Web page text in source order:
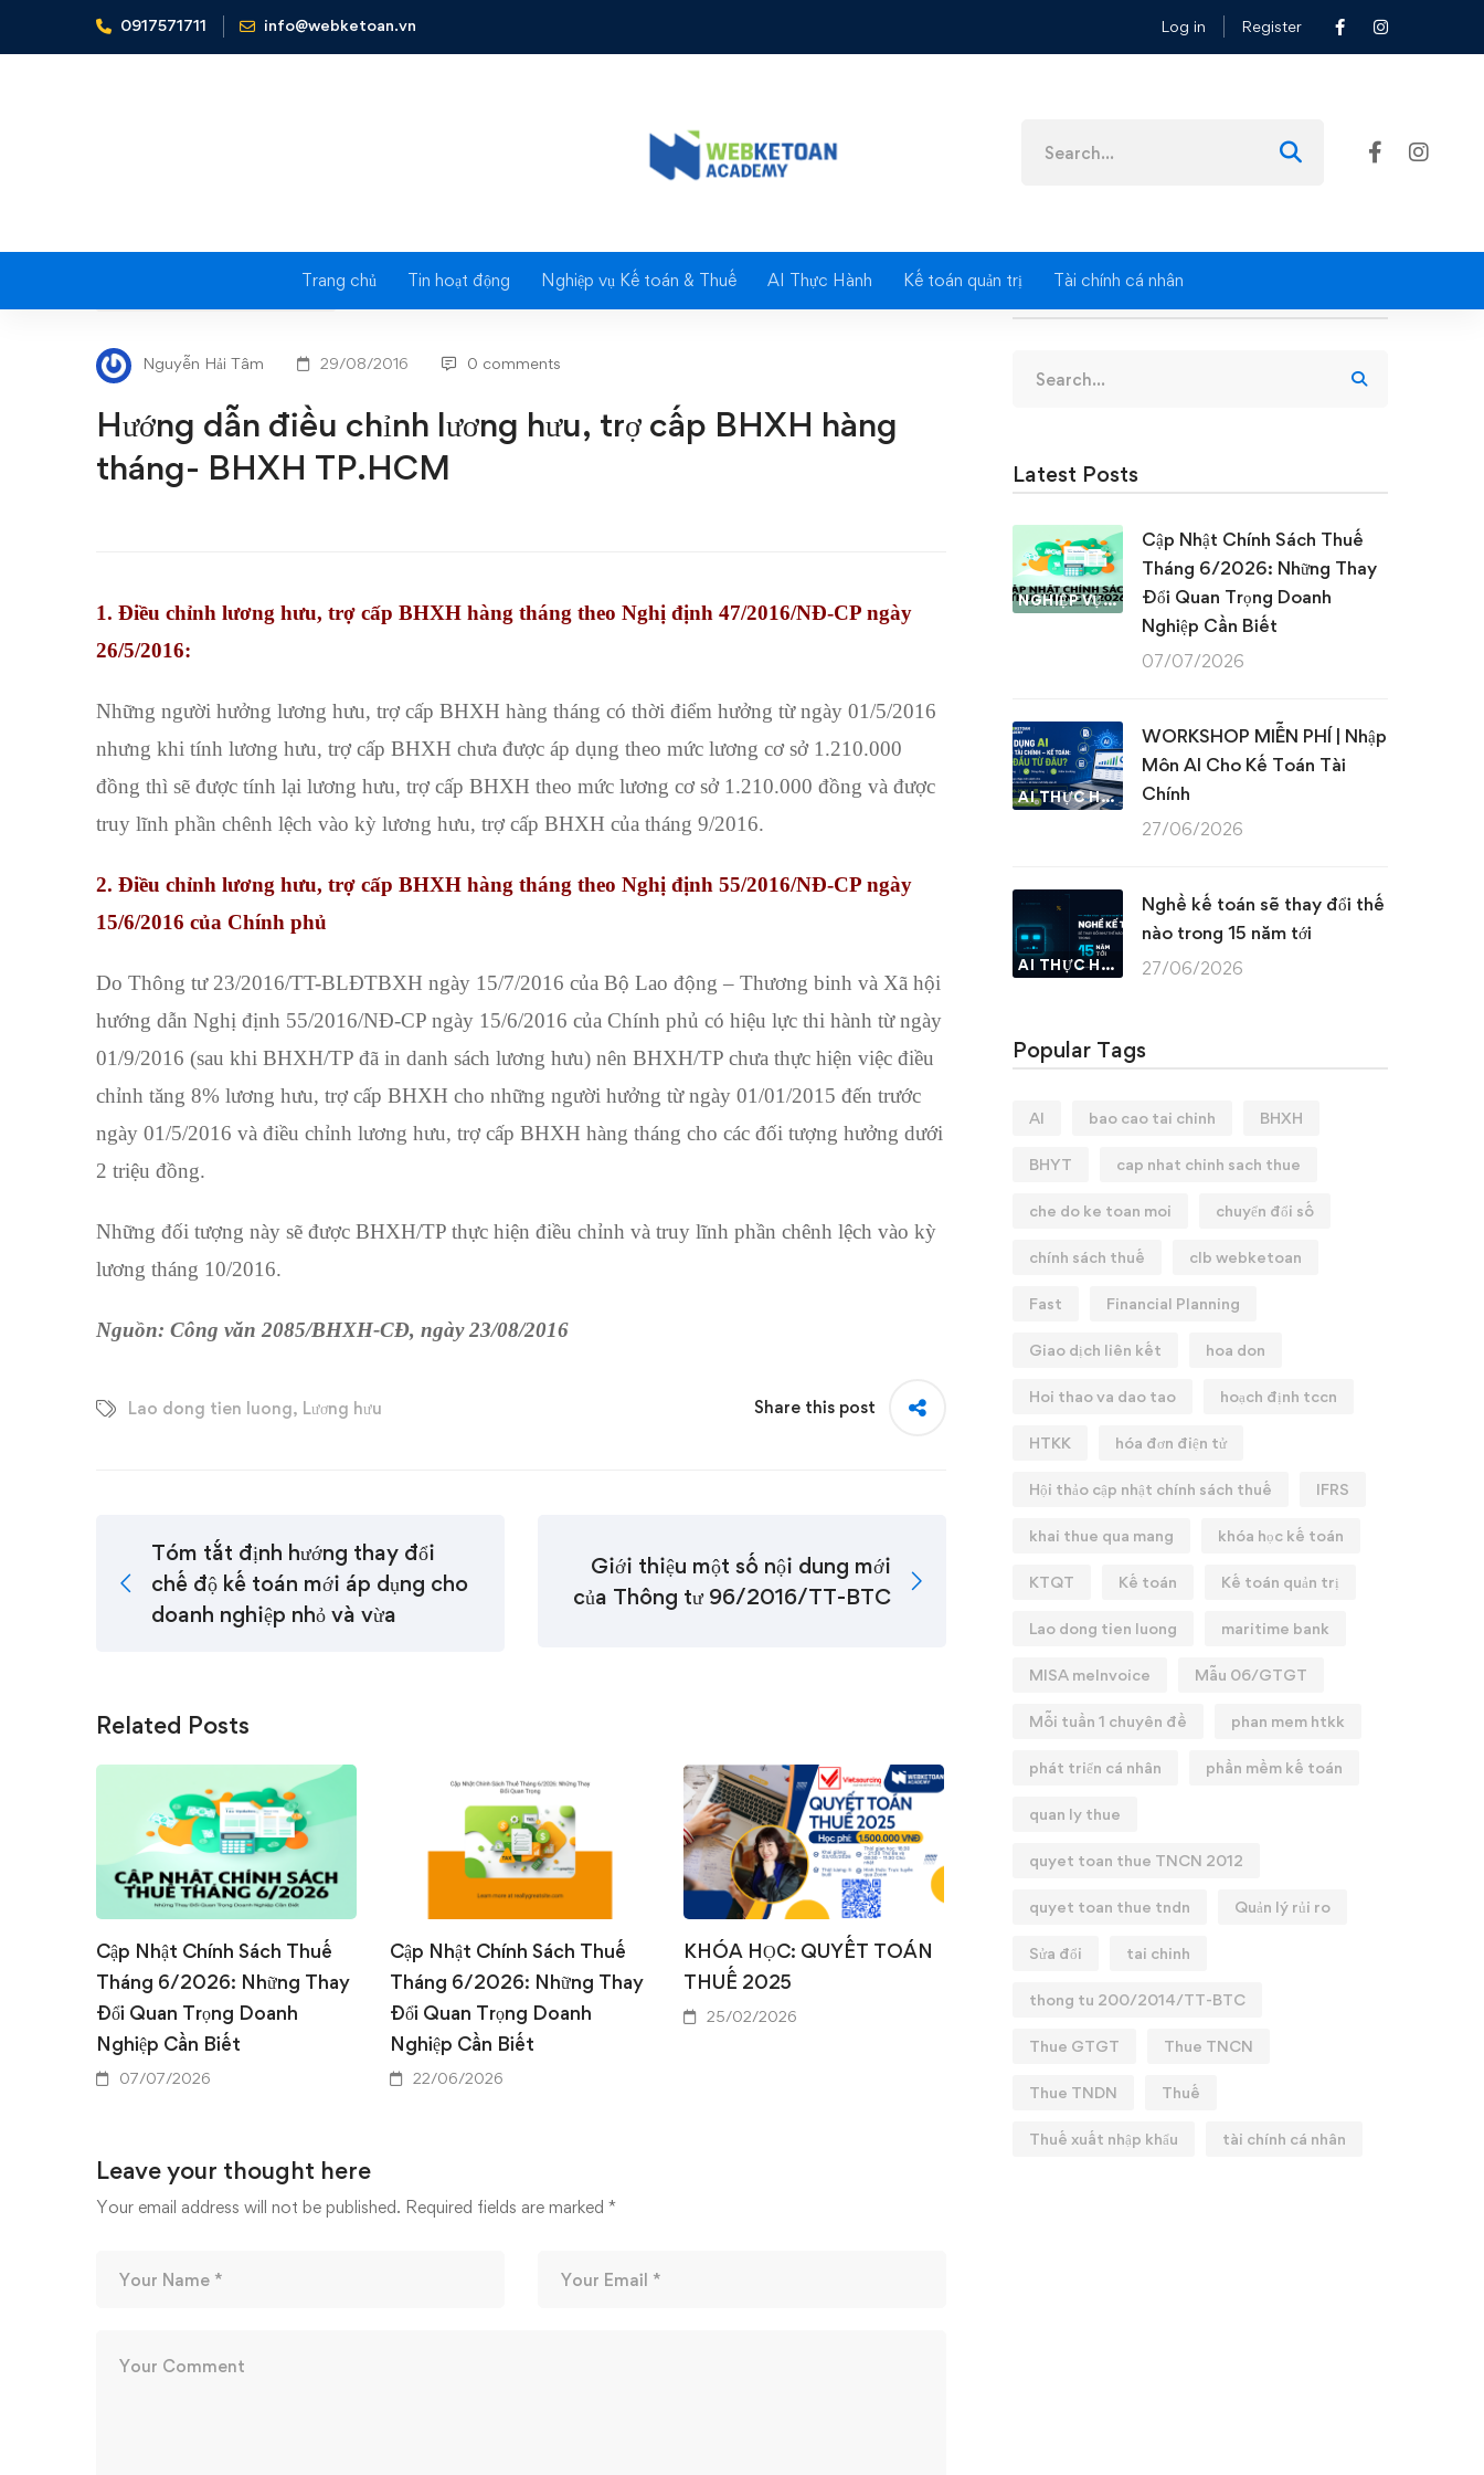
0917571711 info@webketoan.vn Log in Register
for:
Trang chủ Tin hoạt động Nghiệp vụ Kế toán & Thuế AI Thực Hành Kế toán quản trị Tài chính cá nhân
Home Nghiệp vụ Kế toán & Thuế Hướng dẫn điều chỉnh lương hưu, trợ cấp BHXH hàng tháng- BHXH TP.HCM
Hướng
dẫn
điều
chỉnh
lương
trợ
cấp
BHXH
hàng
tháng-
BHXH
TP.HCM
Nguyễn Hải Tâm 29/08/2016 0 comments
Hướng dẫn điều chỉnh lương hưu, trợ cấp BHXH hàng
tháng- BHXH TP.HCM
1. Điều chỉnh lương hưu, trợ cấp BHXH hàng tháng theo Nghị định 47/2016/NĐ-CP ngày
26/5/2016:
Những người hưởng lương hưu, trợ cấp BHXH hàng tháng có thời điểm hưởng từ ngày 01/5/2016
nhưng khi tính lương hưu, trợ cấp BHXH chưa được áp dụng theo mức lương cơ sở 1.210.000
đồng thì sẽ được tính lại lương hưu, trợ cấp BHXH theo mức lương cơ sở 1.210.000 đồng và được
truy lĩnh phần chênh lệch vào kỳ lương hưu, trợ cấp BHXH của tháng 9/2016.
2. Điều chỉnh lương hưu, trợ cấp BHXH hàng tháng theo Nghị định 55/2016/NĐ-CP ngày
15/6/2016 của Chính phủ
Do Thông tư 23/2016/TT-BLĐTBXH ngày 15/7/2016 của Bộ Lao động – Thương binh và Xã hội
hướng dẫn Nghị định 55/2016/NĐ-CP ngày 15/6/2016 của Chính phủ có hiệu lực thi hành từ ngày
01/9/2016 (sau khi BHXH/TP đã in danh sách lương hưu) nên BHXH/TP chưa thực hiện việc điều
chỉnh tăng 8% lương hưu, trợ cấp BHXH cho những người hưởng từ ngày 01/01/2015 đến trước
ngày 01/5/2016 và điều chỉnh lương hưu, trợ cấp BHXH hàng tháng cho các đối tượng hưởng dưới
2 triệu đồng.
Những đối tượng này sẽ được BHXH/TP thực hiện điều chỉnh và truy lĩnh phần chênh lệch vào kỳ
lương tháng 10/2016.
Nguồn: Công văn 2085/BHXH-CĐ, ngày 23/08/2016
Lao dong tien luong, Lương hưu Share this post
Tóm tắt định hướng thay đổi
chế độ kế toán mới áp dụng cho
doanh nghiệp nhỏ và vừa
Giới thiệu một số nội dung mới
của Thông tư 96/2016/TT-BTC
Related Posts
Cập Nhật Chính Sách Thuế
Tháng 6/2026: Những Thay
Đổi Quan Trọng Doanh
Nghiệp Cần Biết
07/07/2026
Cập Nhật Chính Sách Thuế
Tháng 6/2026: Những Thay
Đổi Quan Trọng Doanh
Nghiệp Cần Biết
22/06/2026
KHÓA HỌC: QUYẾT TOÁN
THUẾ 2025
25/02/2026
01/07/2025
25/07/2025
Leave your thought here
Your email address will not be published. Required fields are marked *
for:
Latest Posts
NGHIỆP VỤ KẾ TOÁN & THUẾ
Cập Nhật Chính Sách Thuế
Tháng 6/2026: Những Thay
Đổi Quan Trọng Doanh
Nghiệp Cần Biết
07/07/2026
AI THỰC HÀNH
WORKSHOP MIỄN PHÍ | Nhập
Môn AI Cho Kế Toán Tài
Chính
27/06/2026
AI THỰC HÀNH
Nghề kế toán sẽ thay đổi thế
nào trong 15 năm tới
27/06/2026
Popular Tags
AI bao cao tai chinh BHXH
BHYT cap nhat chinh sach thue
che do ke toan moi chuyển đổi số
chính sách thuế clb webketoan
Fast Financial Planning
Giao dịch liên kết hoa don
Hoi thao va dao tao hoạch định tccn
HTKK hóa đơn điện tử
Hội thảo cập nhật chính sách thuế IFRS
khai thue qua mang khóa học kế toán
KTQT Kế toán Kế toán quản trị
Lao dong tien luong maritime bank
MISA meInvoice Mẫu 06/GTGT
Mỗi tuần 1 chuyên đề phan mem htkk
phát triển cá nhân phần mềm kế toán
quan ly thue
quyet toan thue TNCN 2012
quyet toan thue tndn Quản lý rủi ro
Sửa đổi tai chinh
thong tu 200/2014/TT-BTC
Thue GTGT Thue TNCN
Thue TNDN Thuế
Thuế xuất nhập khẩu tài chính cá nhân